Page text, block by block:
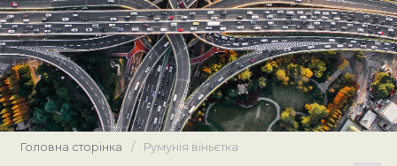
Головна сторінка / Румунія віньєтка